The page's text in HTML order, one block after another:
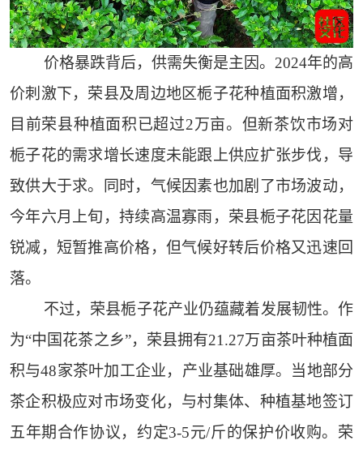
价格暴跌背后，供需失衡是主因。2024年的高
价刺激下，荣县及周边地区栀子花种植面积激增，
目前荣县种植面积已超过2万亩。但新茶饮市场对
栀子花的需求增长速度未能跟上供应扩张步伐，导
致供大于求。同时，气候因素也加剧了市场波动，
今年六月上旬，持续高温寡雨，荣县栀子花因花量
锐减，短暂推高价格，但气候好转后价格又迅速回
落。
不过，荣县栀子花产业仍蕴藏着发展韧性。作
为“中国花茶之乡”，荣县拥有21.27万亩茶叶种植面
积与48家茶叶加工企业，产业基础雄厚。当地部分
茶企积极应对市场变化，与村集体、种植基地签订
五年期合作协议，约定3-5元/斤的保护价收购。荣